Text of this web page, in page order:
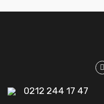
0212 244 17 47